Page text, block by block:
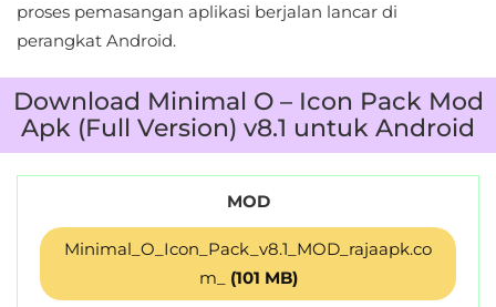
proses pemasangan aplikasi berjalan lancar di
perangkat Android.
Download Minimal O – Icon Pack Mod
Apk (Full Version) v8.1 untuk Android
MOD
Minimal_O_Icon_Pack_v8.1_MOD_rajaapk.co
m_ (101 MB)